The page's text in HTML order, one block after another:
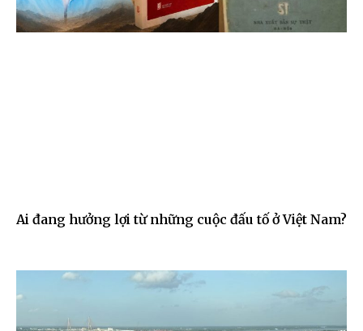
Ai đang hưởng lợi từ những cuộc đấu tố ở Việt Nam?